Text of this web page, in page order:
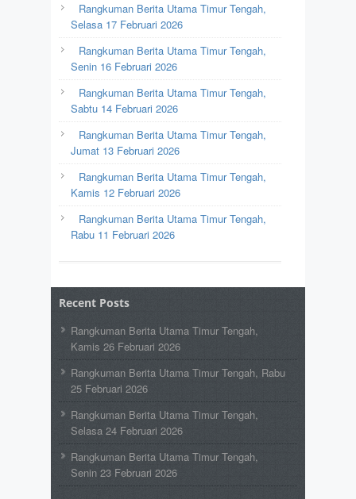
Rangkuman Berita Utama Timur Tengah,
Selasa 17 Februari 2026
Rangkuman Berita Utama Timur Tengah,
Senin 16 Februari 2026
Rangkuman Berita Utama Timur Tengah,
Sabtu 14 Februari 2026
Rangkuman Berita Utama Timur Tengah,
Jumat 13 Februari 2026
Rangkuman Berita Utama Timur Tengah,
Kamis 12 Februari 2026
Rangkuman Berita Utama Timur Tengah,
Rabu 11 Februari 2026
Recent Posts
Rangkuman Berita Utama Timur Tengah,
Kamis 26 Februari 2026
Rangkuman Berita Utama Timur Tengah, Rabu
25 Februari 2026
Rangkuman Berita Utama Timur Tengah,
Selasa 24 Februari 2026
Rangkuman Berita Utama Timur Tengah,
Senin 23 Februari 2026